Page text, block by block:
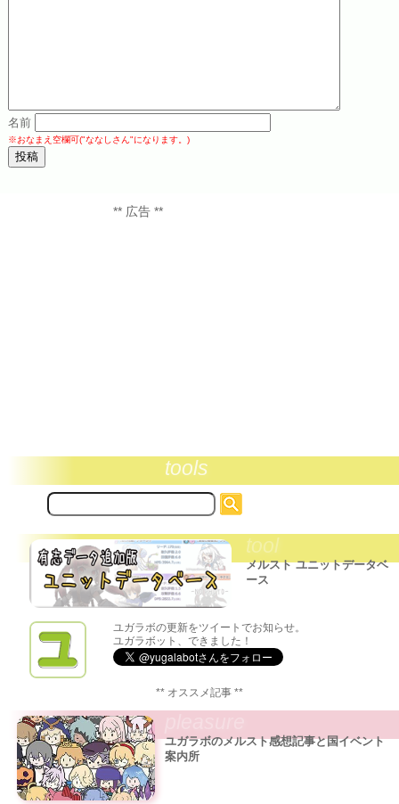
名前
※おなまえ空欄可("ななしさん"になります。)
** 広告 **
tools
サ
イ
内
検
索:
tool
メルスト ユニットデータベ
ース
ユガラボの更新をツイートでお知らせ。
ユガラボット、できました！
** オススメ記事 **
ユガラボのメルスト感想記事と国イベント
案内所